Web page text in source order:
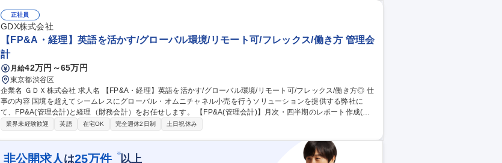
正社員
GDX株式会社
【FP&A・経理】英語を活かす/グローバル環境/リモート可/フレックス/働き方 管理会
計
月給42万円～65万円
東京都渋谷区
企業名 ＧＤＸ株式会社 求人名 【FP&A・経理】英語を活かす/グローバル環境/リモート可/フレックス/働き方◎ 仕
事の内容 国境を超えてシームレスにグローバル・オムニチャネル小売を行うソリューションを提供する弊社に
て、FP&A(管理会計)と経理（財務会計）をお任せします。 【FP&A(管理会計)】月次・四半期のレポート作成(売
上・費用・利益の分析)、予算と実績の差異分析(Variance Analysis)、取締役会資料の作成、各部門とのヒアリン
入、決算サポート等 ■原価計算業務 ■予算管理 ■キャッシュフロー計算書の作成 ■監査法人・税理士等の対応 募集
職種 【FP&A・経理】英語を活かす/グローバル環境/リモート可/フレックス/働き方◎
業界未経験歓迎 英語 在宅OK 完全週休2日制 土日祝休み
非公開求人 は25万件 ※以上